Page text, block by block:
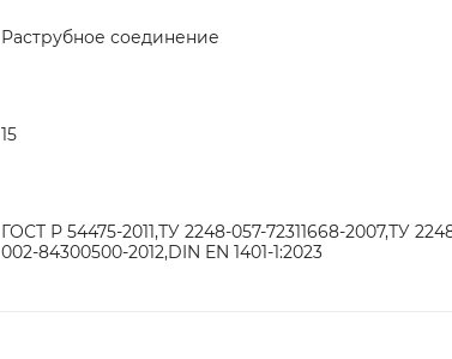
Раструбное соединение
15
ГОСТ Р 54475-2011,ТУ 2248-057-72311668-2007,ТУ
002-84300500-2012,DIN EN 1401-1:2023